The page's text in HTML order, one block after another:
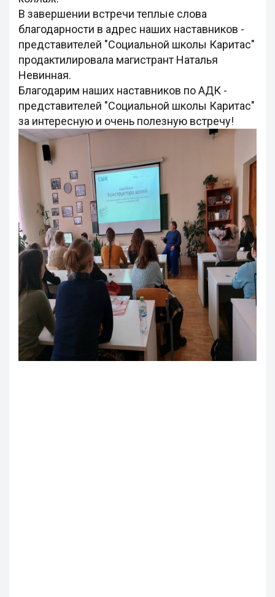
В завершении встречи теплые слова
благодарности в адрес наших наставников -
представителей "Социальной школы Каритас"
продактилировала магистрант Наталья
Невинная.
Благодарим наших наставников по АДК -
представителей "Социальной школы Каритас"
за интересную и очень полезную встречу!